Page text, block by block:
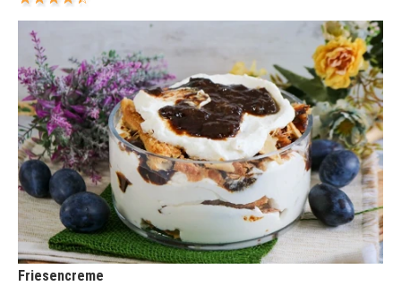
Friesencreme